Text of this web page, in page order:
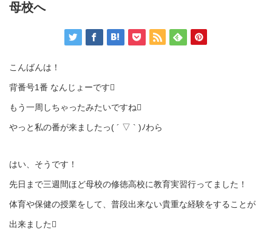
母校へ
こんばんは！
背番号1番 なんじょーです
もう一周しちゃったみたいですね
やっと私の番が来ましたっ( ´ ▽ ` )ﾉわら
はい、そうです！
先日まで三週間ほど母校の修徳高校に教育実習行ってました！
体育や保健の授業をして、普段出来ない貴重な経験をすることが
出来ました